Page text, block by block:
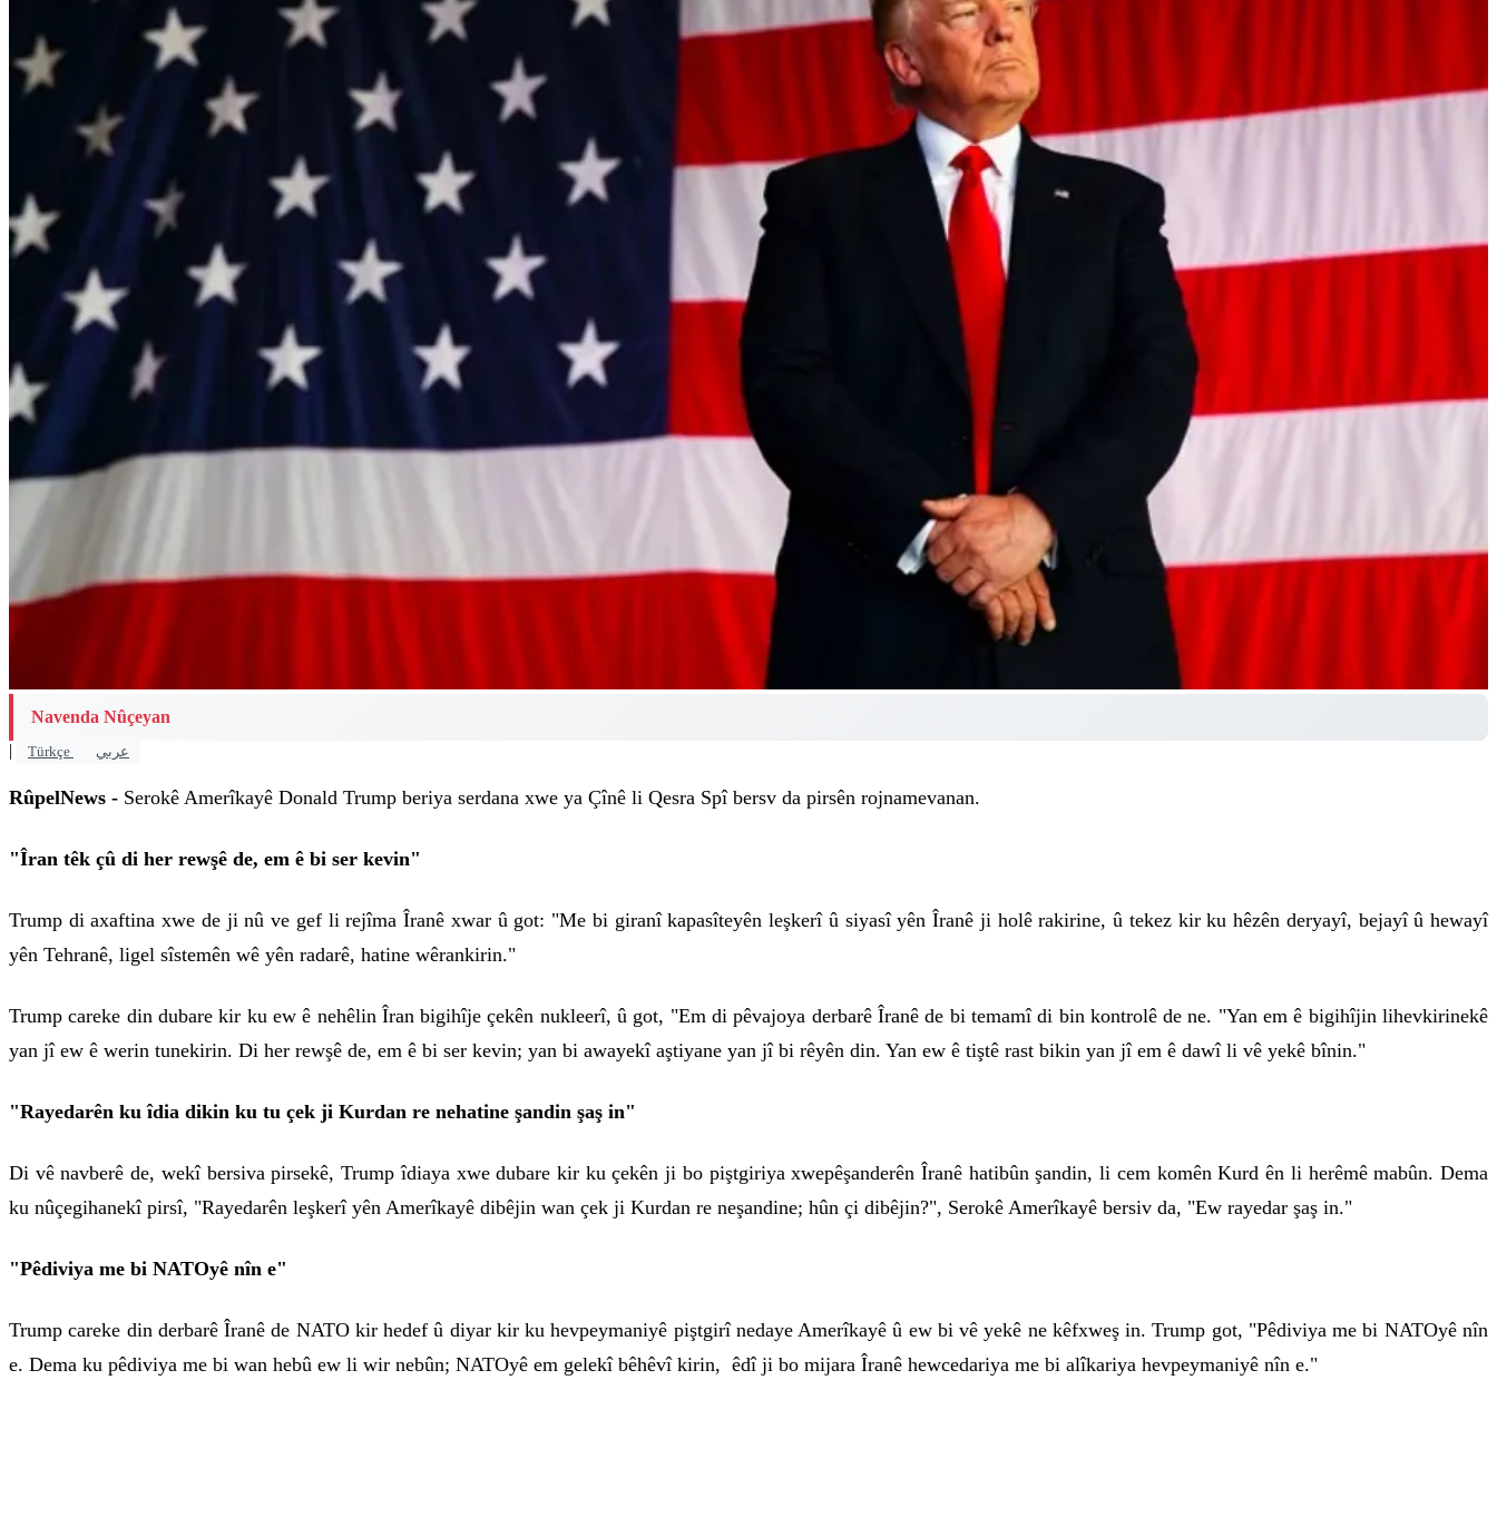
Navenda Nûçeyan
|
Türkçe عربي
RûpelNews - Serokê Amerîkayê Donald Trump beriya serdana xwe ya Çînê li Qesra Spî bersv da pirsên rojnamevanan.
"Îran têk çû di her rewşê de, em ê bi ser kevin"
Trump di axaftina xwe de ji nû ve gef li rejîma Îranê xwar û got: "Me bi giranî kapasîteyên leşkerî û siyasî yên Îranê ji holê rakirine, û tekez kir ku hêzên deryayî, bejayî û hewayî
yên Tehranê, ligel sîstemên wê yên radarê, hatine wêrankirin."
Trump careke din dubare kir ku ew ê nehêlin Îran bigihîje çekên nukleerî, û got, "Em di pêvajoya derbarê Îranê de bi temamî di bin kontrolê de ne. "Yan em ê bigihîjin lihevkirinekê
yan jî ew ê werin tunekirin. Di her rewşê de, em ê bi ser kevin; yan bi awayekî aştiyane yan jî bi rêyên din. Yan ew ê tiştê rast bikin yan jî em ê dawî li vê yekê bînin."
"Rayedarên ku îdia dikin ku tu çek ji Kurdan re nehatine şandin şaş in"
Di vê navberê de, wekî bersiva pirsekê, Trump îdiaya xwe dubare kir ku çekên ji bo piştgiriya xwepêşanderên Îranê hatibûn şandin, li cem komên Kurd ên li herêmê mabûn. Dema
ku nûçegihanekî pirsî, "Rayedarên leşkerî yên Amerîkayê dibêjin wan çek ji Kurdan re neşandine; hûn çi dibêjin?", Serokê Amerîkayê bersiv da, "Ew rayedar şaş in."
"Pêdiviya me bi NATOyê nîn e"
Trump careke din derbarê Îranê de NATO kir hedef û diyar kir ku hevpeymaniyê piştgirî nedaye Amerîkayê û ew bi vê yekê ne kêfxweş in. Trump got, "Pêdiviya me bi NATOyê nîn
e. Dema ku pêdiviya me bi wan hebû ew li wir nebûn; NATOyê em gelekî bêhêvî kirin, êdî ji bo mijara Îranê hewcedariya me bi alîkariya hevpeymaniyê nîn e."